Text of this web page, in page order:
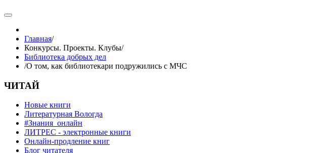
Главная/
Конкурсы. Проекты. Клубы/
Библиотека добрых дел
/О том, как библиотекари подружились с МЧС
ЧИТАЙ
Новые книги
Литературная Вологда
#Знания_онлайн
ЛИТРЕС - электронные книги
Онлайн-продление книг
Блог читателя